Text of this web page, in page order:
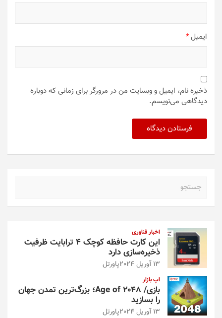
ایمیل*
ذخیره نام، ایمیل و وبسایت من در مرورگر برای زمانی که دوباره
دیدگاهی می‌نویسم.
اخبار فناوری
این کارت حافظه کوچک ۴ ترابایت ظرفیت
ذخیره‌سازی دارد
13 آوریل 2024 پاورتل
اپ بازار
بازی/ Age of 2048؛ بزرگ‌ترین تمدن جهان
را بسازید
13 آوریل 2024 پاورتل